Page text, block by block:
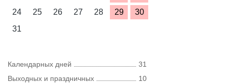
24
25 26 27 28 29
30
31
Календарных дней
31
Выходных и праздничных
10